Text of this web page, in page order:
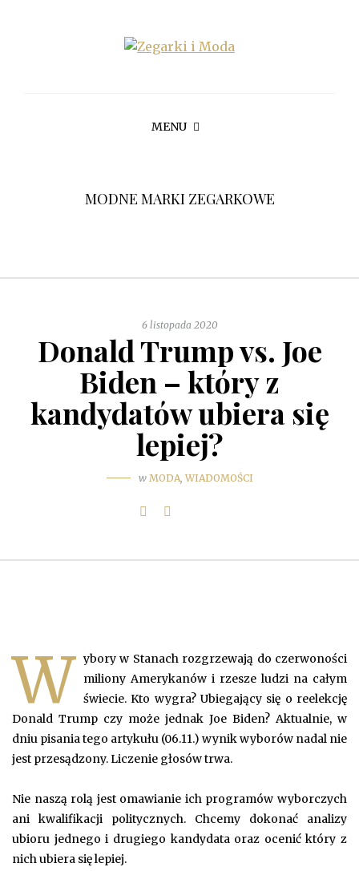
MENU
MODNE MARKI ZEGARKOWE
6 listopada 2020
Donald Trump vs. Joe
Biden – który z
kandydatów ubiera się
lepiej?
w MODA, WIADOMOŚCI
W ybory w Stanach rozgrzewają do czerwoności
miliony Amerykanów i rzesze ludzi na całym
świecie. Kto wygra? Ubiegający się o reelekcję
Donald Trump czy może jednak Joe Biden? Aktualnie, w
dniu pisania tego artykułu (06.11.) wynik wyborów nadal nie
jest przesądzony. Liczenie głosów trwa.
Nie naszą rolą jest omawianie ich programów wyborczych
ani kwalifikacji politycznych. Chcemy dokonać analizy
ubioru jednego i drugiego kandydata oraz ocenić który z
nich ubiera się lepiej.